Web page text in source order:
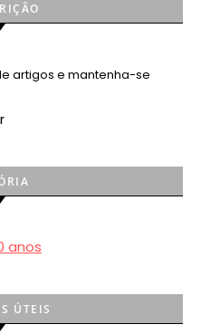
artigos e mantenha-se
anos
ÚTEIS